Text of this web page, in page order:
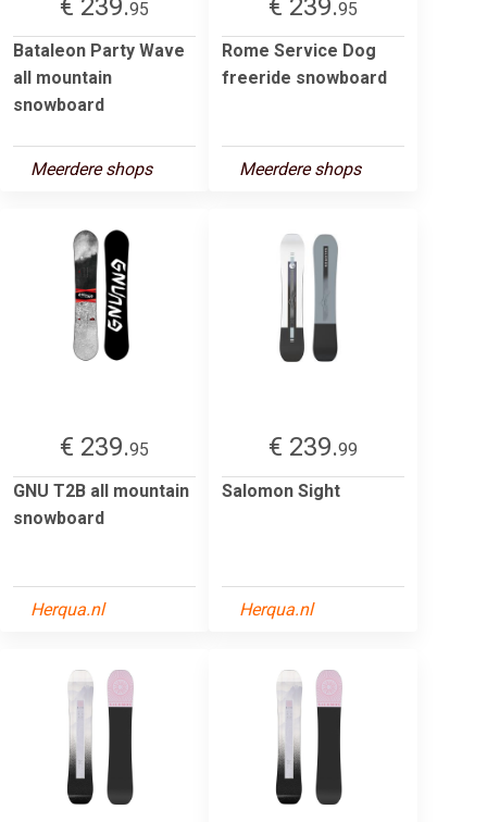
€ 239.95
Bataleon Party Wave
all mountain
snowboard
Meerdere shops
€ 239.95
Rome Service Dog
freeride snowboard
Meerdere shops
€ 239.95
GNU T2B all mountain
snowboard
Herqua.nl
€ 239.99
Salomon Sight
Herqua.nl